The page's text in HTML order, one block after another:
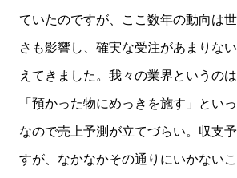
ていたのですが、ここ数年の動向は
さも影響し、確実な受注があまりな
えてきました。我々の業界というの
「預かった物にめっきを施す」とい
なので売上予測が立てづらい。収支
すが、なかなかその通りにいかない